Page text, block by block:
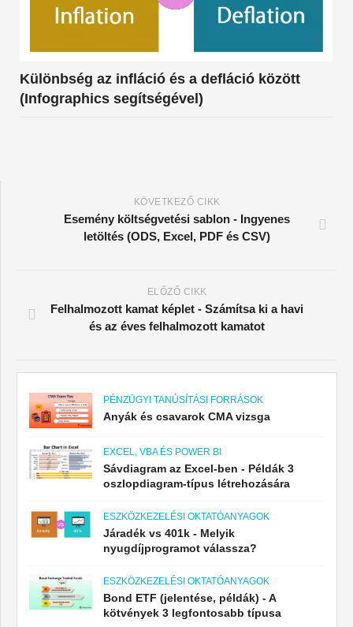
Különbség az infláció és a defláció között
(Infographics segítségével)
KÖVETKEZŐ CIKK
Esemény költségvetési sablon - Ingyenes
letöltés (ODS, Excel, PDF és CSV)
ELŐZŐ CIKK
Felhalmozott kamat képlet - Számítsa ki a havi
és az éves felhalmozott kamatot
PÉNZÜGYI TANÚSÍTÁSI FORRÁSOK
Anyák és csavarok CMA vizsga
EXCEL, VBA ÉS POWER BI
Sávdiagram az Excel-ben - Példák 3
oszlopdiagram-típus létrehozására
ESZKÖZKEZELÉSI OKTATÓANYAGOK
Járadék vs 401k - Melyik
nyugdíjprogramot válassza?
ESZKÖZKEZELÉSI OKTATÓANYAGOK
Bond ETF (jelentése, példák) - A
kötvények 3 legfontosabb típusa